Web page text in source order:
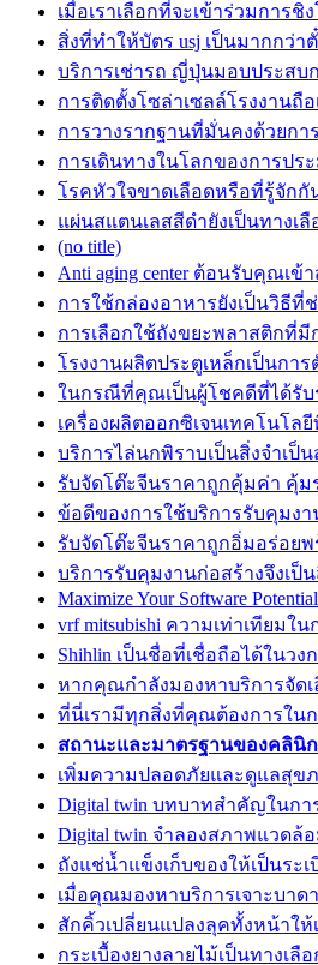
เมื่อเราเลือกที่จะเข้าร่วมการชิ
สิ่งที่ทำให้บัตร usj เป็นมากกว่
บริการเช่ารถ ญี่ปุ่นมอบประสบ
การติดตั้งโซล่าเซลล์โรงงานถื
การวางรากฐานที่มั่นคงด้วยกา
การเดินทางในโลกของการป
โรคหัวใจขาดเลือดหรือที่รู้จัก
แผ่นสแตนเลสสีดำยังเป็นทาง
(no title)
Anti aging center ต้อนรับคุณเ
การใช้กล่องอาหารยังเป็นวิธีที่
การเลือกใช้ถังขยะพลาสติกที่
โรงงานผลิตประตูเหล็กเป็นก
ในกรณีที่คุณเป็นผู้โชคดีที่ได้รับ
เครื่องผลิตออกซิเจนเทคโนโ
บริการไล่นกพิราบเป็นสิ่งจำเ
รับจัดโต๊ะจีนราคาถูกคุ้มค่า คุ้
ข้อดีของการใช้บริการรับคุมงา
รับจัดโต๊ะจีนราคาถูกอิ่มอร่อย
บริการรับคุมงานก่อสร้างจึงเ
Maximize Your Software
vrf mitsubishi ความเท่าเทียมใ
Shihlin เป็นชื่อที่เชื่อถือได้ในวง
หากคุณกำลังมองหาบริการจัด
ที่นี่เรามีทุกสิ่งที่คุณต้องการในก
สถานะและมาตรฐานของคลินิ
เพิ่มความปลอดภัยและดูแลสุข
Digital twin บทบาทสำคัญในก
Digital twin จำลองสภาพแวด
ถังแช่น้ำแข็งเก็บของให้เป็นระเ
เมื่อคุณมองหาบริการเจาะบา
สักคิ้วเปลี่ยนแปลงลุคทั้งหน้าใ
กระเบื้องยางลายไม้เป็นทางเ